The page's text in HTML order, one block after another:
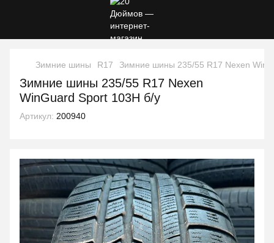
Зимние шины R17 Зимние шины 235/55 R17 Nexen
Зимние шины 235/55 R17 Nexen
WinGuard Sport 103H б/у
Артикул: 200940